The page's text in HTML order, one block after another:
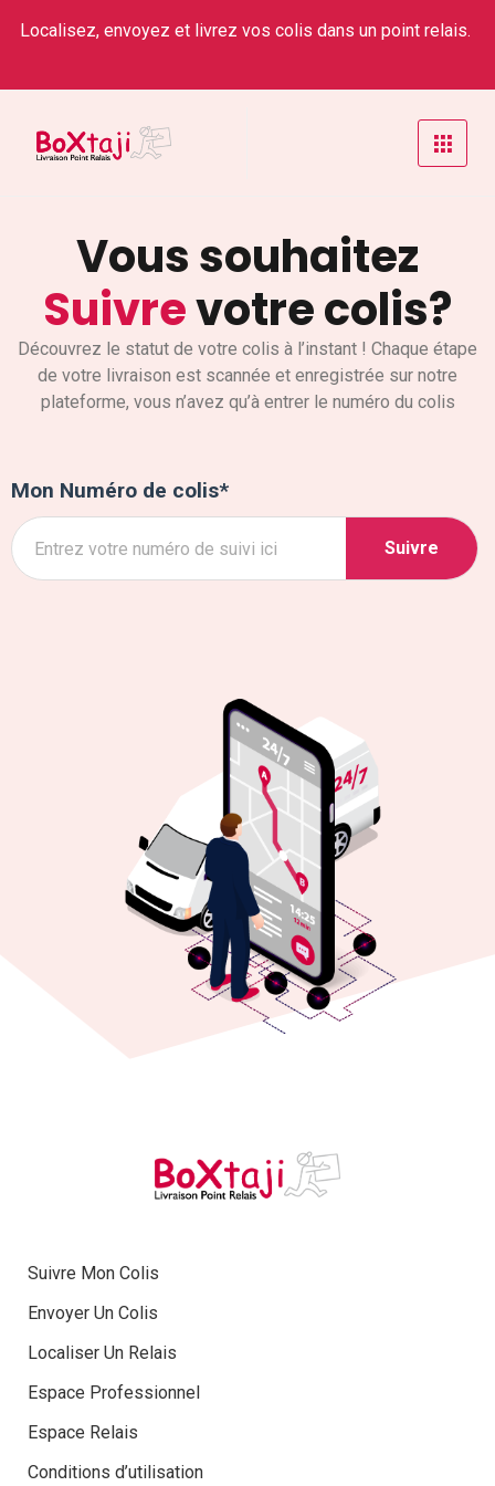
Localisez, envoyez et livrez vos colis dans un point relais.
Vous souhaitez
Suivrevotre colis?
Découvrez le statut de votre colis à l’instant ! Chaque étape
de votre livraison est scannée et enregistrée sur notre
plateforme, vous n’avez qu’à entrer le numéro du colis
Mon Numéro de colis*
Suivre
Suivre Mon Colis
Envoyer Un Colis
Localiser Un Relais
Espace Professionnel
Espace Relais
Conditions d’utilisation